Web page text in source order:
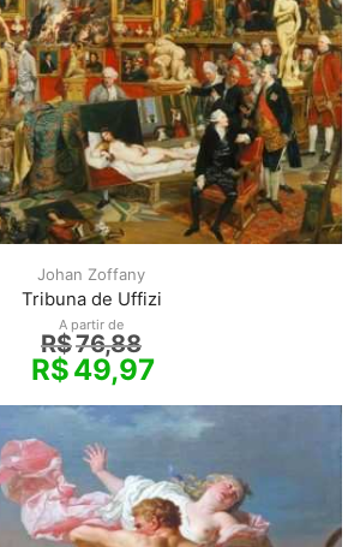
Johan Zoffany
Tribuna de Uffizi
A partir de
R$76,88
R$49,97